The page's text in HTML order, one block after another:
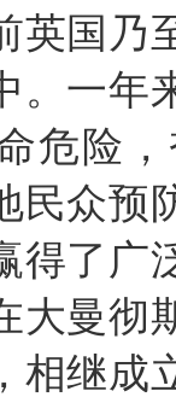
英国乃
。一年
危险
民众预
得了广
大曼彻
相继成